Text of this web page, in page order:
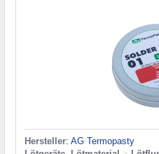
Hersteller: AG Termopasty